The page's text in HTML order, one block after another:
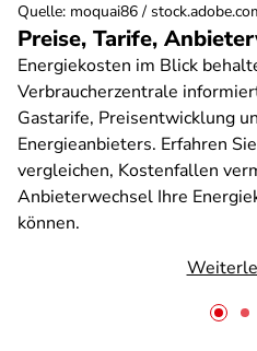
Preise, Tarife,
Energiekosten im Blick
Verbraucherzentrale
Gastarife, Preisentwicklung
Energieanbieters. Erfahren
vergleichen, Kostenfallen
Anbieterwechsel Ihre
können.
Quelle: moquai86 /